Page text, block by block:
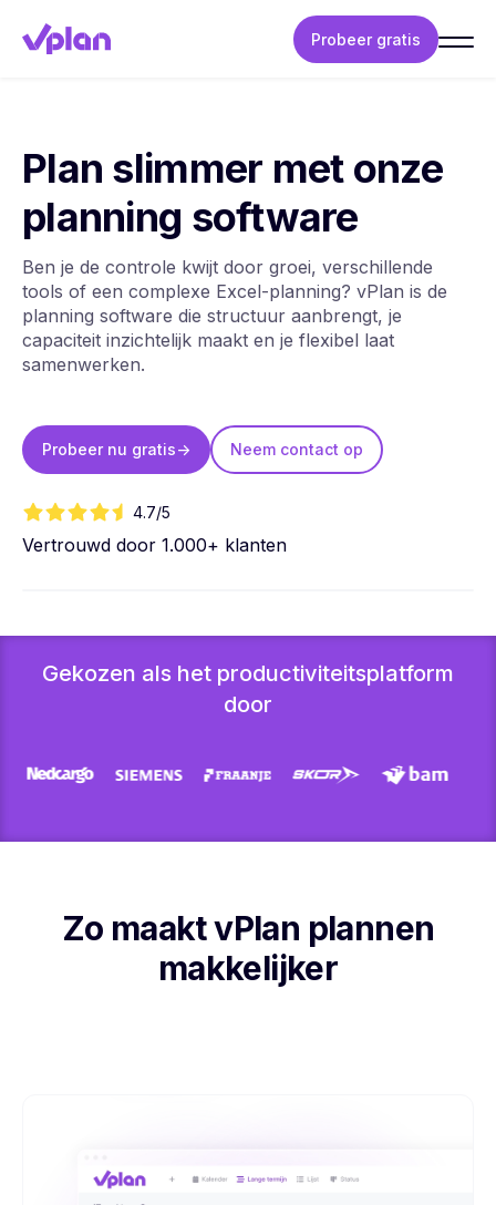
Probeer gratis
Plan slimmer met onze
planning software
Ben je de controle kwijt door groei, verschillende
tools of een complexe Excel-planning? vPlan is de
planning software die structuur aanbrengt, je
capaciteit inzichtelijk maakt en je flexibel laat
samenwerken.
Probeer nu gratis-> Neem contact op
4.7/5
Vertrouwd door 1.000+ klanten
Gekozen als het productiviteitsplatform
door
Zo maakt vPlan plannen
makkelijker